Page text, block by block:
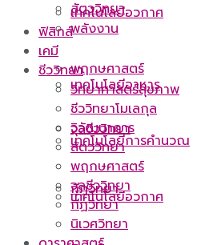
สัตววิทยา
พฤกษศาสตร์
จุลชีววิทยา
กีฏวิทยา
พลังงาน
เทคโนโลยีอาหาร
เทคโนโลยีการคำนวณ
เทคโนโลยีอวกาศ
เทคโนโลยีอวกาศ
ฟิสิกส์
เคมี
ชีววิทยา
วิทยาศาสตร์สุขภาพ
ชีววิทยาโมเลกุล
วิวัฒนาการ
สัตววิทยา
พฤกษศาสตร์
จุลชีววิทยา
กีฏวิทยา
นิเวศวิทยา